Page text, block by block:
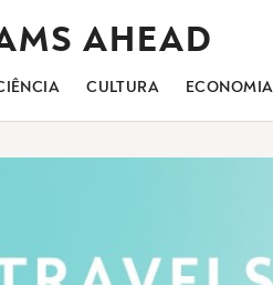
AHEAD
CULTURA ECONOMIA